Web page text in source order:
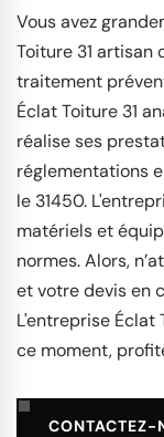
Vous avez
Toiture 31
traitement
Éclat Toiture 31
réalise ses
réglementations
le 31450.
matériels et
normes. Alors,
et votre devis en
L'entreprise Éclat
ce moment,
CONTACTEZ-